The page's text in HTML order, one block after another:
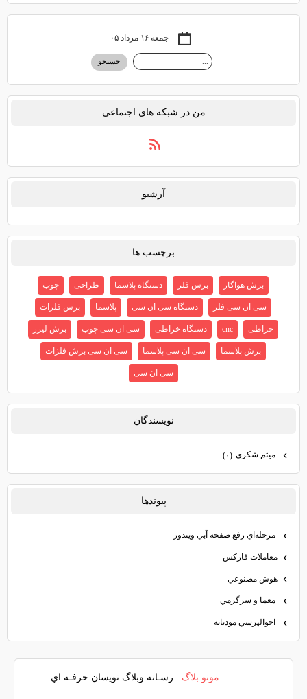
جمعه ۱۶ مرداد ۰۵
من در شبكه هاي اجتماعي
آرشيو
برچسب ها
برش هواگاز برش فلز دستگاه پلاسما طراحی چوب
سی ان سی فلز دستگاه سی ان سی پلاسما برش فلزات
خراطی cnc دستگاه خراطی سی ان سی چوب برش لیزر
برش پلاسما سی ان سی پلاسما سی ان سی برش فلزات
سی ان سی
نويسندگان
ميثم شكري (۰)
پيوندها
مرحله‌اي رفع صفحه آبي ويندوز
معاملات فاركس
هوش مصنوعي
معما و سرگرمي
احوالپرسي مودبانه
مونو بلاگ : رسـانه وبلاگ نويسان حرفـه اي